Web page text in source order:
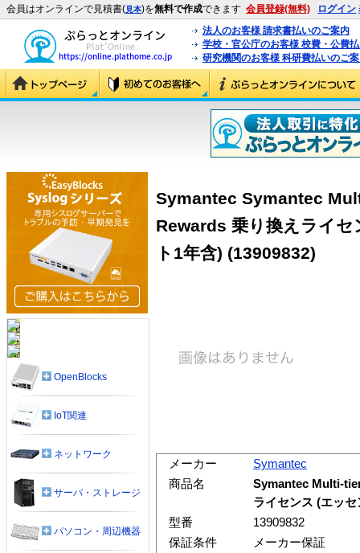
会員はオンラインで見積書(見本)を無料で作成できます 会員登録(無料) ログイン
法人のお客様 請求書払いのご案内
学校・官公庁のお客様 校費・公費
研究機関のお客様 科研費払いのご
Symantec Symantec
Rewards 乗り換えライ
ト1年含) (13909832)
メーカー
Symantec
商品名
Symantec Multi-
ライセンス (エッ
型番
13909832
保証条件
メーカー保証
OpenBlocks
IoT関連
ネットワーク
サーバ・ストレージ
パソコン・周辺機器